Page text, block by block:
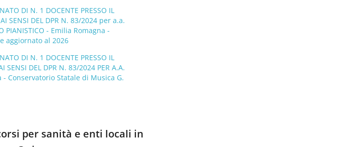
DI N. 1 DOCENTE PRESSO IL
AI SENSI DEL DPR N. 83/2024 per a.a.
PIANISTICO - Emilia Romagna -
aggiornato al 2026
DI N. 1 DOCENTE PRESSO IL
SENSI DEL DPR N. 83/2024 PER A.A.
- Conservatorio Statale di Musica G.
per sanità e enti locali in